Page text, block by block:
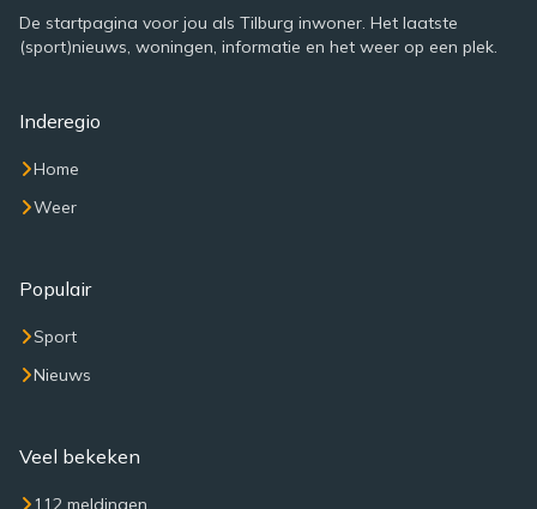
De startpagina voor jou als Tilburg inwoner. Het laatste
(sport)nieuws, woningen, informatie en het weer op een plek.
Inderegio
Home
Weer
Populair
Sport
Nieuws
Veel bekeken
112 meldingen